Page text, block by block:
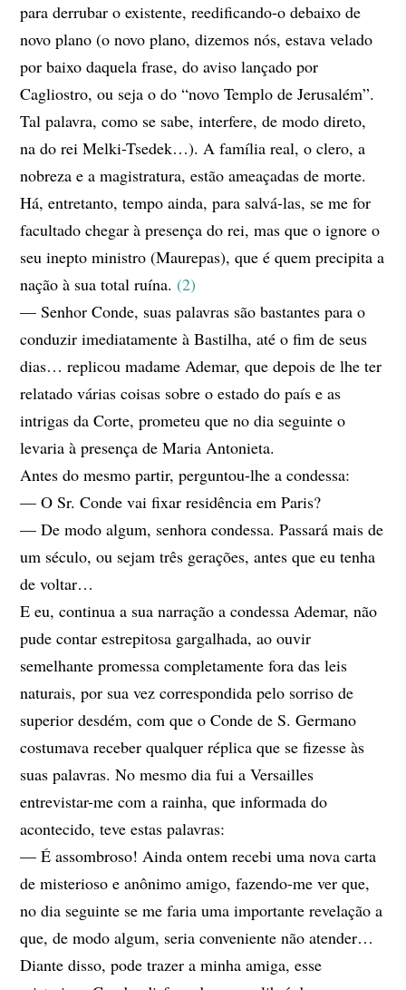
para derrubar o existente, reedificando-o debaixo de
novo plano (o novo plano, dizemos nós, estava velado
por baixo daquela frase, do aviso lançado por
Cagliostro, ou seja o do “novo Templo de Jerusalém”.
Tal palavra, como se sabe, interfere, de modo direto,
na do rei Melki-Tsedek…). A família real, o clero, a
nobreza e a magistratura, estão ameaçadas de morte.
Há, entretanto, tempo ainda, para salvá-las, se me for
facultado chegar à presença do rei, mas que o ignore o
seu inepto ministro (Maurepas), que é quem precipita a
nação à sua total ruína. (2)
— Senhor Conde, suas palavras são bastantes para o
conduzir imediatamente à Bastilha, até o fim de seus
dias… replicou madame Ademar, que depois de lhe ter
relatado várias coisas sobre o estado do país e as
intrigas da Corte, prometeu que no dia seguinte o
levaria à presença de Maria Antonieta.
Antes do mesmo partir, perguntou-lhe a condessa:
— O Sr. Conde vai fixar residência em Paris?
— De modo algum, senhora condessa. Passará mais de
um século, ou sejam três gerações, antes que eu tenha
de voltar…
E eu, continua a sua narração a condessa Ademar, não
pude contar estrepitosa gargalhada, ao ouvir
semelhante promessa completamente fora das leis
naturais, por sua vez correspondida pelo sorriso de
superior desdém, com que o Conde de S. Germano
costumava receber qualquer réplica que se fizesse às
suas palavras. No mesmo dia fui a Versailles
entrevistar-me com a rainha, que informada do
acontecido, teve estas palavras:
— É assombroso! Ainda ontem recebi uma nova carta
de misterioso e anônimo amigo, fazendo-me ver que,
no dia seguinte se me faria uma importante revelação a
que, de modo algum, seria conveniente não atender…
Diante disso, pode trazer a minha amiga, esse